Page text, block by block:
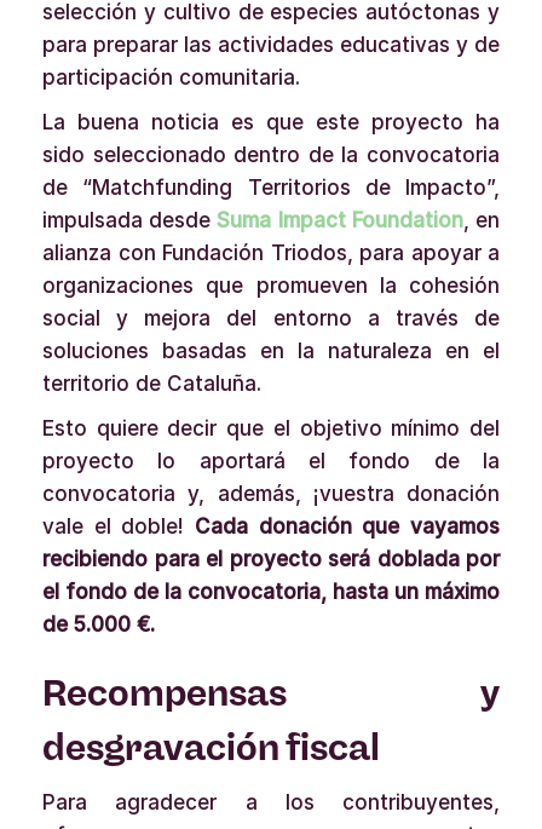
selección y cultivo de especies autóctonas y
para preparar las actividades educativas y de
participación comunitaria.
La buena noticia es que este proyecto ha
sido seleccionado dentro de la convocatoria
de “Matchfunding Territorios de Impacto”,
impulsada desdeSuma Impact Foundation, en
alianza con Fundación Triodos, para apoyar a
organizaciones que promueven la cohesión
social y mejora del entorno a través de
soluciones basadas en la naturaleza en el
territorio de Cataluña.
Esto quiere decir que el objetivo mínimo del
proyecto lo aportará el fondo de la
convocatoria y, además, ¡vuestra donación
vale el doble! Cada donación que vayamos
recibiendo para el proyecto será doblada por
el fondo de la convocatoria, hasta un máximo
de 5.000 €.
Recompensas y
desgravación fiscal
Para agradecer a los contribuyentes,